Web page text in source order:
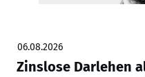
06.08.2026
Zinslose Darlehen